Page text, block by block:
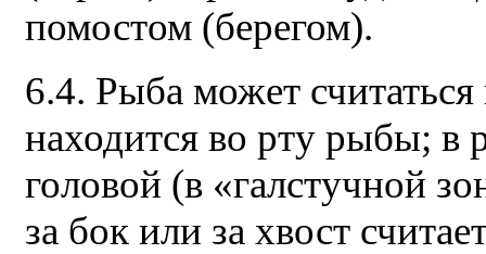
помостом (берегом).
6.4. Рыба может
находится во рту рыбы; в
головой (в «галстучной
за бок или за хвост